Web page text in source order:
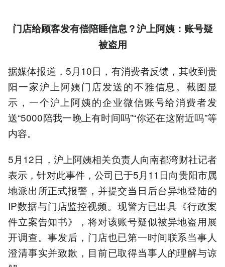
门店给顾客发有偿陪睡信息？沪上阿姨：账号疑
被盗用
据媒体报道，5月10日，有消费者反馈，其收到贵
阳一家沪上阿姨门店发送的不雅信息。截图显
示，一个沪上阿姨的企业微信账号给消费者发
送“5000陪我一晚上有时间吗”“你还在这附近吗”等
内容。
5月12日，沪上阿姨相关负责人向南都湾财社记者
表示，针对此事件，公司已于5月11日向贵阳市属
地派出所正式报警，并提交当日后台异地登陆的
IP数据与门店监控视频。现警方已出具《行政案
件立案告知书》，将对该账号疑似被异地盗用展
开调查。事发后，门店也已第一时间联系当事人
澄清事实并致歉，目前已取得当事人的理解与谅